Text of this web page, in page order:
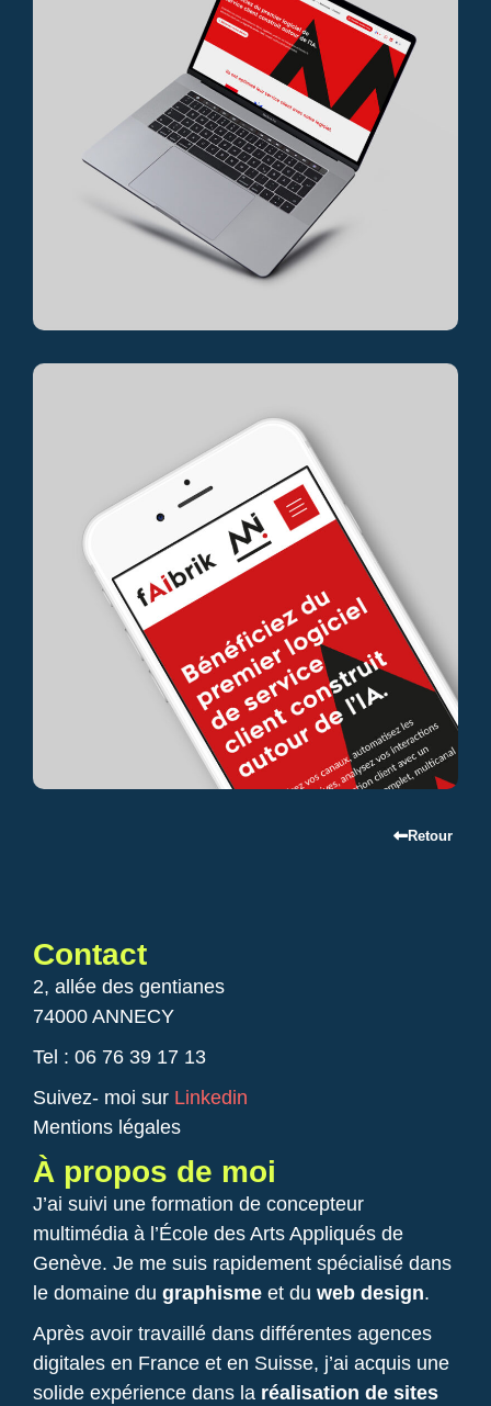
Retour
Contact
2, allée des gentianes
74000 ANNECY
Tel : 06 76 39 17 13
Suivez- moi sur Linkedin
Mentions légales
À propos de moi
J’ai suivi une formation de concepteur
multimédia à l’École des Arts Appliqués de
Genève. Je me suis rapidement spécialisé dans
le domaine du graphisme et du web design.
Après avoir travaillé dans différentes agences
digitales en France et en Suisse, j’ai acquis une
solide expérience dans la réalisation de sites